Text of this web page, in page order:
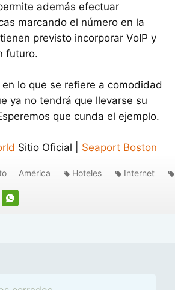
además efectuar
marcando el número en la
previsto incorporar VoIP y
futuro.
lo que se refiere a comodidad
ya no tendrá que llevarse su
que cunda el ejemplo.
Sitio Oficial | Seaport Boston
WHATSAPP
América Hoteles Internet